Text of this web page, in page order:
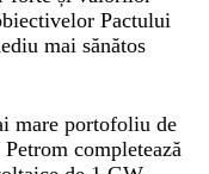
Pactului
mai sănătos
mare portofoliu de
completează